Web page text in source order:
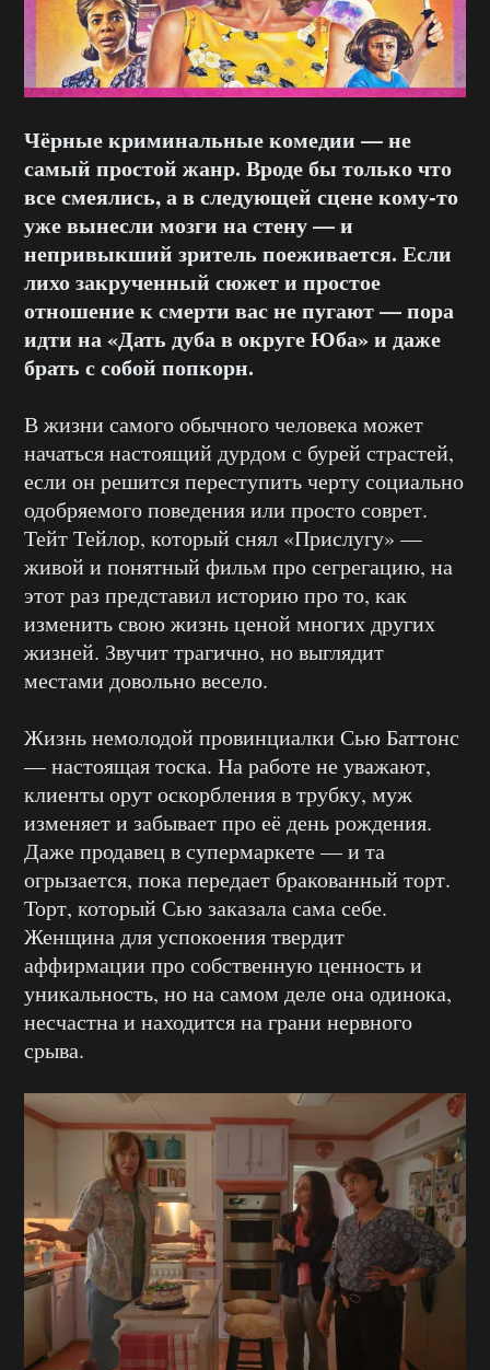
Чёрные криминальные комедии — не
самый простой жанр. Вроде бы только что
все смеялись, а в следующей сцене кому-то
уже вынесли мозги на стену — и
непривыкший зритель поеживается. Если
лихо закрученный сюжет и простое
отношение к смерти вас не пугают — пора
идти на «Дать дуба в округе Юба» и даже
брать с собой попкорн.
В жизни самого обычного человека может
начаться настоящий дурдом с бурей страстей,
если он решится переступить черту социально
одобряемого поведения или просто соврет.
Тейт Тейлор, который снял «Прислугу» —
живой и понятный фильм про сегрегацию, на
этот раз представил историю про то, как
изменить свою жизнь ценой многих других
жизней. Звучит трагично, но выглядит
местами довольно весело.
Жизнь немолодой провинциалки Сью Баттонс
— настоящая тоска. На работе не уважают,
клиенты орут оскорбления в трубку, муж
изменяет и забывает про её день рождения.
Даже продавец в супермаркете — и та
огрызается, пока передает бракованный торт.
Торт, который Сью заказала сама себе.
Женщина для успокоения твердит
аффирмации про собственную ценность и
уникальность, но на самом деле она одинока,
несчастна и находится на грани нервного
срыва.